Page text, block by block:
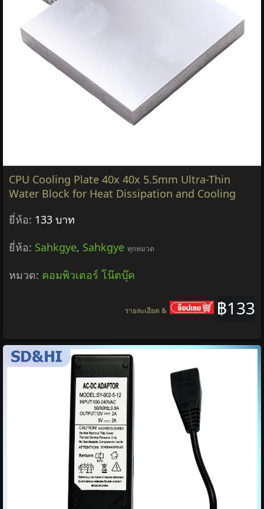
CPU Cooling Plate 40x 40x 5.5mm Ultra-Thin
Water Block for Heat Dissipation and Cooling
ยี่ห้อ: 133 บาท
ยี่ห้อ: Sahkgye, Sahkgye ทุกหมวด
หมวด: คอมพิวเตอร์ โน๊ตบุ๊ค
฿133
รายละเอียด &